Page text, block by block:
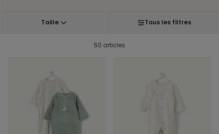
Taille Tous les filtres
50 articles